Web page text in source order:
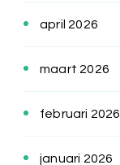
april 2026
maart 2026
februari 2026
januari 2026